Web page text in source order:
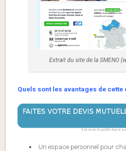
Extrait du site de la SMENO
Quels sont les avantages de
Un espace personnel pour